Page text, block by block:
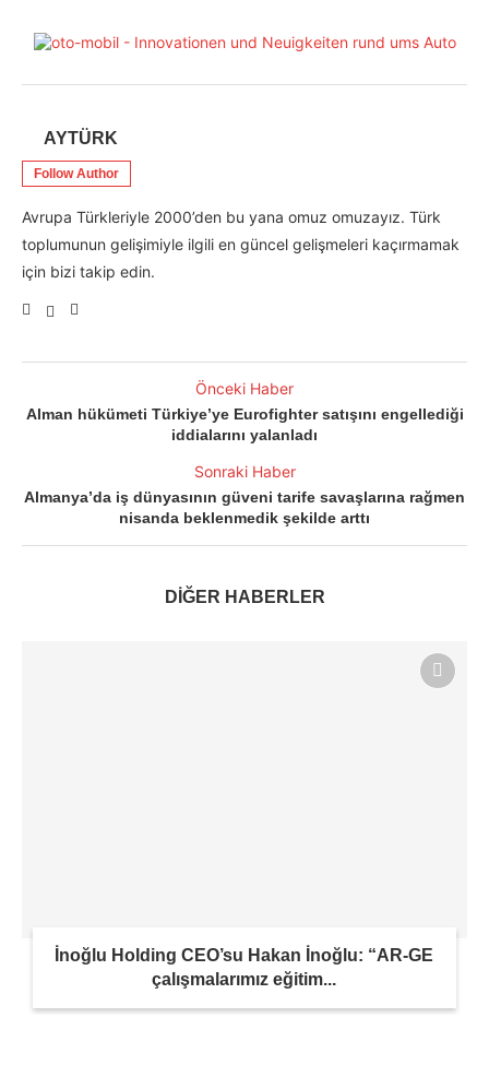
AYTÜRK
Follow Author
Avrupa Türkleriyle 2000’den bu yana omuz omuzayız. Türk
toplumunun gelişimiyle ilgili en güncel gelişmeleri kaçırmamak
için bizi takip edin.
Önceki Haber
Alman hükümeti Türkiye’ye Eurofighter satışını engellediği
iddialarını yalanladı
Sonraki Haber
Almanya’da iş dünyasının güveni tarife savaşlarına rağmen
nisanda beklenmedik şekilde arttı
DİĞER HABERLER
İnoğlu Holding CEO’su Hakan İnoğlu: “AR-GE
çalışmalarımız eğitim...